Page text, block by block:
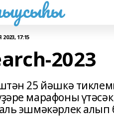
17:15
2023
25 йәшкә
марафоны
эшмәкәрлек